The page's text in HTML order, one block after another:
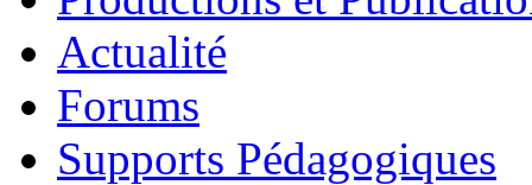
Actualité
Forums
Supports Pédagogiques